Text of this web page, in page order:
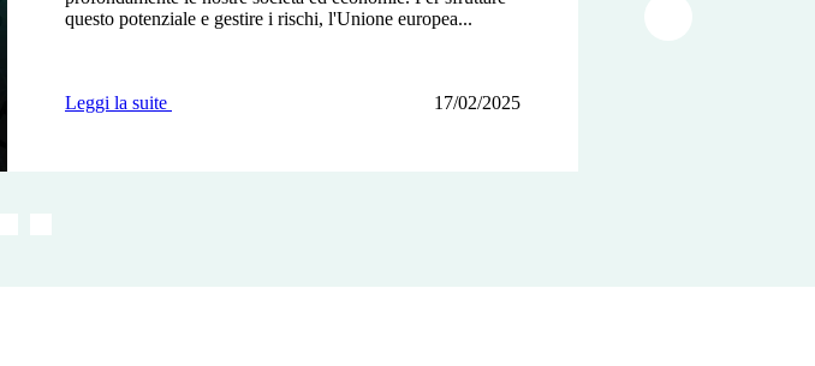
questo potenziale e gestire i rischi, l'Unione europea...
Leggi la suite 17/02/2025
modernizzare e rendere sicure le transazioni...
Leggi la suite 12/12/2024
competitiva, a fronte di...
Leggi la suite 03/12/2024